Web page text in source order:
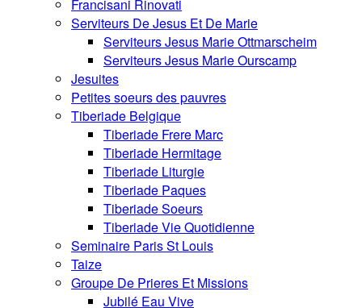
Francisani Rinovati
Serviteurs De Jesus Et De Marie
Serviteurs Jesus Marie Ottmarscheim
Serviteurs Jesus Marie Ourscamp
Jesuites
Petites soeurs des pauvres
Tiberiade Belgique
Tiberiade Frere Marc
Tiberiade Hermitage
Tiberiade Liturgie
Tiberiade Paques
Tiberiade Soeurs
Tiberiade Vie Quotidienne
Seminaire Paris St Louis
Taize
Groupe De Prieres Et Missions
Jubilé Eau Vive